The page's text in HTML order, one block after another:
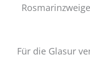
Für die Glasur